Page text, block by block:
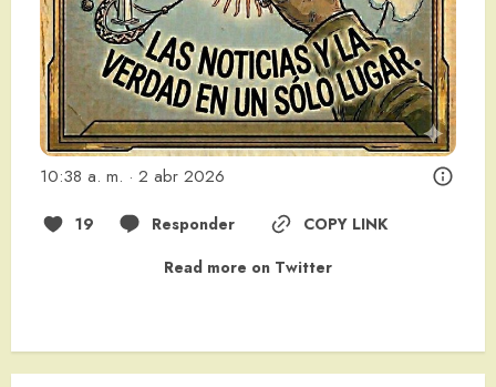
10:38 a. m. · 2 abr 2026
19 Responder
COPY LINK
Read more on Twitter